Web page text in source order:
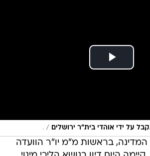
על ידי אוהדי בית"ר ירושלים /
.
המדינה, בראשות מ"מ יו"ר הוועדה